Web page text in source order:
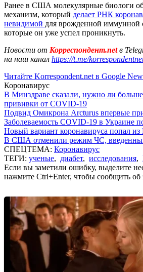
Ранее в США молекулярные биологи
механизм, который делает РНК
невидимой для врожденной иммунной
которые он уже успел проникнуть.
Новости от Корреспондент.netв
на наш канал https://t.me/
Читайте Korrespondent.net в Google
Коронавирус
В Минздраве сказали, нужно ли
прививки от COVID-19
Подвид Омикрона Arcturus впервые
Заболеваемость COVID-19 в Украине
Новый вариант коронавируса попал
В США отменили режим ЧС,
СПЕЦТЕМА: Коронавирус
ТЕГИ: ученые, диабет, исследования,
Если вы заметили ошибку, выделите
нажмите Ctrl+Enter, чтобы сообщить об